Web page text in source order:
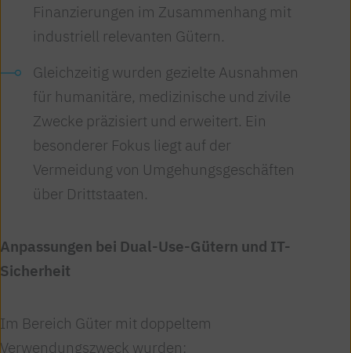
Finanzierungen im Zusammenhang mit
industriell relevanten Gütern.
Gleichzeitig wurden gezielte Ausnahmen
für humanitäre, medizinische und zivile
Zwecke präzisiert und erweitert. Ein
besonderer Fokus liegt auf der
Vermeidung von Umgehungsgeschäften
über Drittstaaten.
Anpassungen bei Dual-Use-Gütern und IT-
Sicherheit
Im Bereich Güter mit doppeltem
Verwendungszweck wurden: